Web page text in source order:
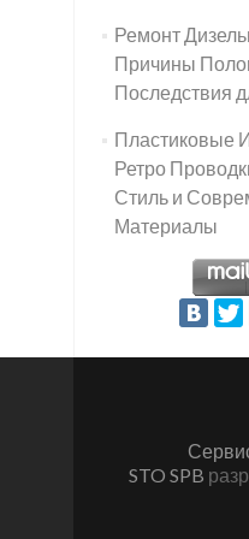
Ремонт
Причины
Последствия
Пластиковые
Ретро
Стиль и
Материалы
STO SPB